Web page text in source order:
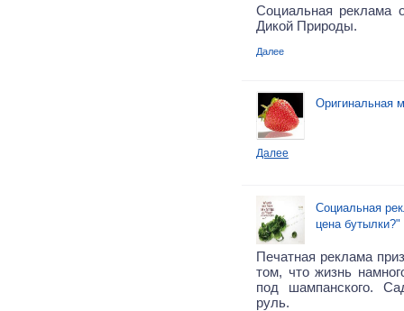
Социальная реклама
Дикой Природы.
Далее
Оригинальная
Далее
Социальная
цена бутылки?"
Печатная реклама
том, что жизнь
под шампанского.
руль.